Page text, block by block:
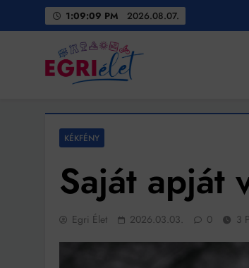
1:09:11 PM 2026.08.07.
Egri Élet
KÉKFÉNY
Saját apját
Egri Élet 2026.03.03. 0 3